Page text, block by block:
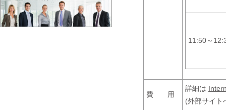
11:50～
費 用
詳細は
(外部サイト